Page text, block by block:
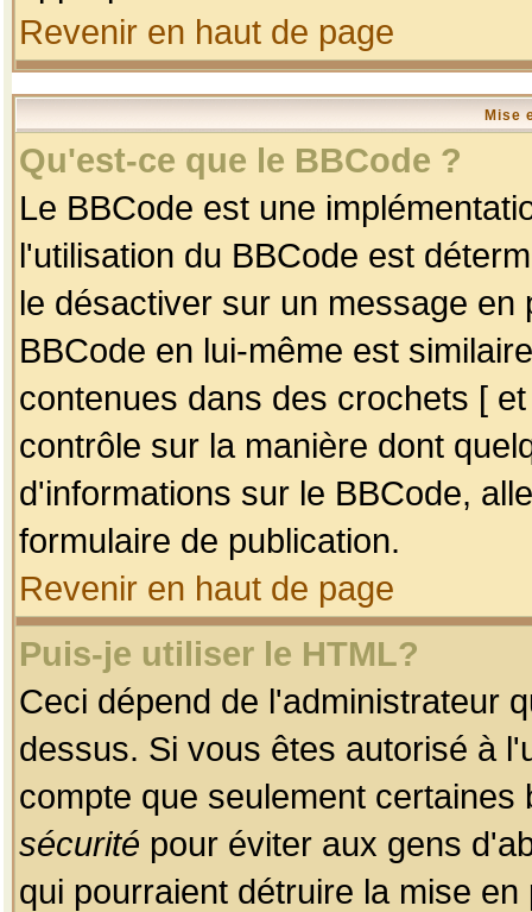
Revenir en haut de page
Mise
Qu'est-ce que le BBCode ?
Le BBCode est une
l'utilisation du BBCode est
le désactiver sur un message
BBCode en lui-même est
contenues dans des crochets [
contrôle sur la manière dont
d'informations sur le BBCode,
formulaire de publication.
Revenir en haut de page
Puis-je utiliser le HTML?
Ceci dépend de l'administrateur
dessus. Si vous êtes autorisé à
compte que seulement
sécurité pour éviter aux gens
qui pourraient détruire la mise